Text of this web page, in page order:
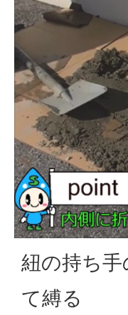
紐の持ち
て縛る